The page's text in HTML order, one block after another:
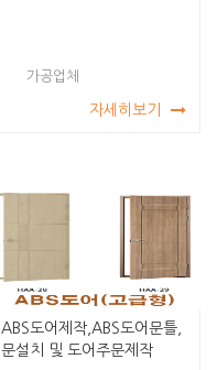
가공업체
자세히보기
ABS도어제작,ABS도어문틀,
문설치 및 도어주문제작